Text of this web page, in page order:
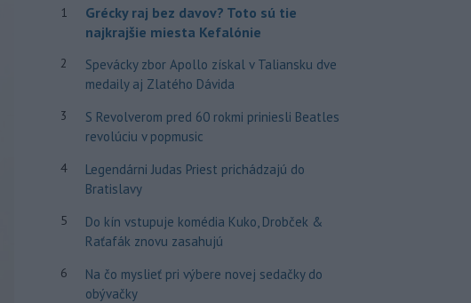
1
Grécky raj bez davov? Toto sú tie
najkrajšie miesta Kefalónie
2
Spevácky zbor Apollo získal v Taliansku dve
medaily aj Zlatého Dávida
3
S Revolverom pred 60 rokmi priniesli Beatles
revolúciu v popmusic
4
Legendárni Judas Priest prichádzajú do
Bratislavy
5
Do kín vstupuje komédia Kuko, Drobček &
Raťafák znovu zasahujú
6
Na čo myslieť pri výbere novej sedačky do
obývačky